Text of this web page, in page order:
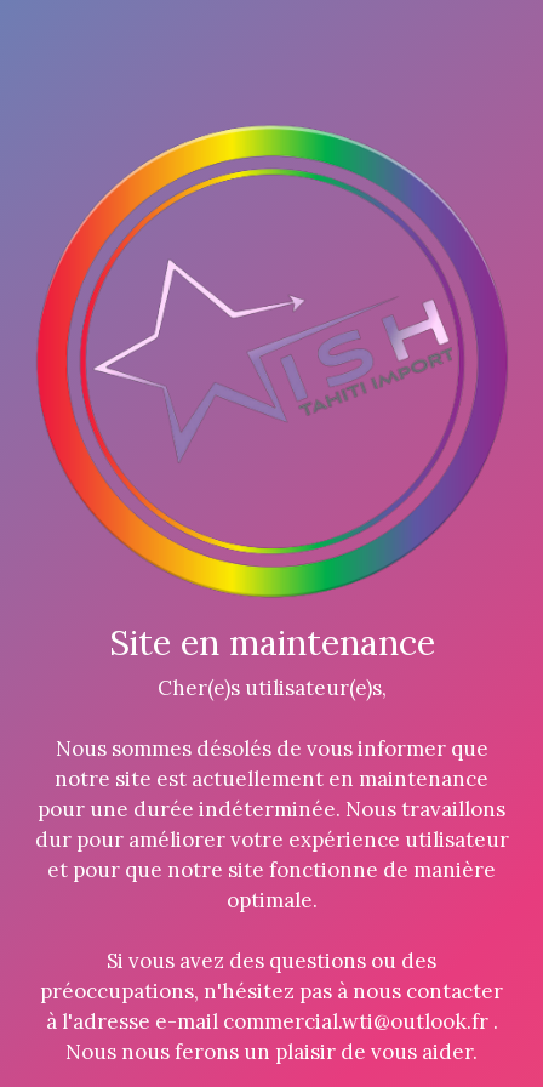
Site en maintenance
Cher(e)s utilisateur(e)s,
Nous sommes désolés de vous informer que
notre site est actuellement en maintenance
pour une durée indéterminée. Nous travaillons
dur pour améliorer votre expérience utilisateur
et pour que notre site fonctionne de manière
optimale.
Si vous avez des questions ou des
préoccupations, n'hésitez pas à nous contacter
à l'adresse e-mail commercial.wti@outlook.fr .
Nous nous ferons un plaisir de vous aider.